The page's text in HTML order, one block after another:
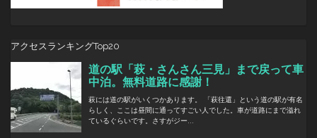
アクセスランキングTop20